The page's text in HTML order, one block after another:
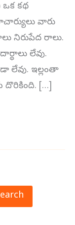
ఒక కథ
వారు
నిరుపేద రాలు.
లేవు.
లేవు. ఇల్లంతా
[…]